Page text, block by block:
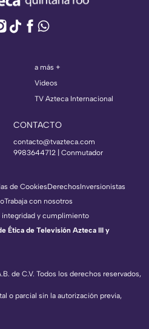
a más +
Videos
TV Azteca Internacional
CONTACTO
contacto@tvazteca.com
9983644712 | Conmutador
de C.V. Todos los derechos reservados,
o parcial sin la autorización previa,
de CookiesDerechosInversionistas
Trabaja con nosotros
integridad y cumplimiento
Ética de Televisión Azteca III y